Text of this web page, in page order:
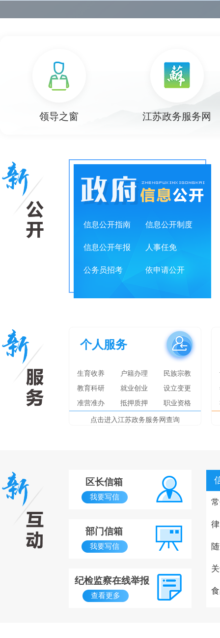
领导之窗 江苏政务服务网
信息公开指南 信息公开制度
信息公开年报 人事任免
公务员招考 依申请公开
个人服务
生育收养 户籍办理
民族宗教
教育科研
就业创业
设立变更
准营准办
抵押质押 职业资格
点击进入江苏政务服务网查询
区长信箱
我要写信
部门信箱
我要写信
纪检监察在线举报
查看更多